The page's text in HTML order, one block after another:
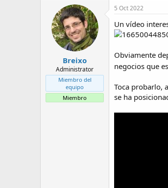
e
t
e
c
h
a
d
e
i
n
i
c
i
o
Breixo
Administrator
Miembro del
equipo
Miembro
5 Oct 2022
Un vídeo
Obviamente
negocios que
Toca probarlo,
se ha